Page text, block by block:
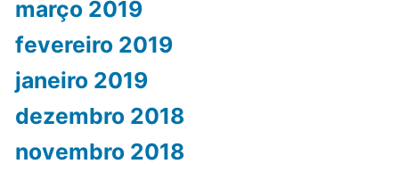
março 2019
fevereiro 2019
janeiro 2019
dezembro 2018
novembro 2018